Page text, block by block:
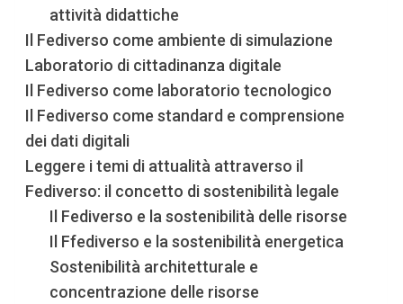
attività didattiche
Il Fediverso come ambiente di simulazione
Laboratorio di cittadinanza digitale
Il Fediverso come laboratorio tecnologico
Il Fediverso come standard e comprensione
dei dati digitali
Leggere i temi di attualità attraverso il
Fediverso: il concetto di sostenibilità legale
Il Fediverso e la sostenibilità delle risorse
Il Ffediverso e la sostenibilità energetica
Sostenibilità architetturale e
concentrazione delle risorse